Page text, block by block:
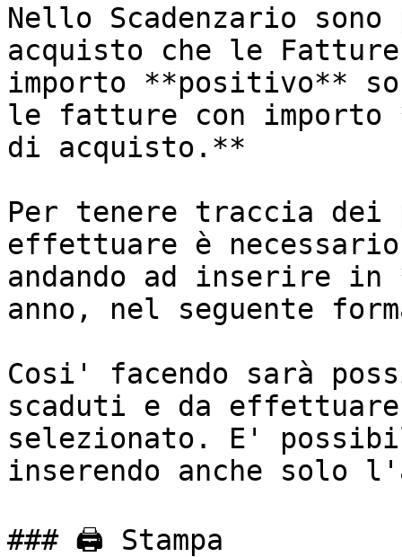
Nello Scadenzario
acquisto che le
importo **positivo**
le fatture con importo
di acquisto.**
Per tenere traccia dei
effettuare è
andando ad inserire in
anno, nel seguente
Cosi' facendo sarà
scaduti e da effettuare
selezionato. E'
inserendo anche solo
### 🖨️ Stampa